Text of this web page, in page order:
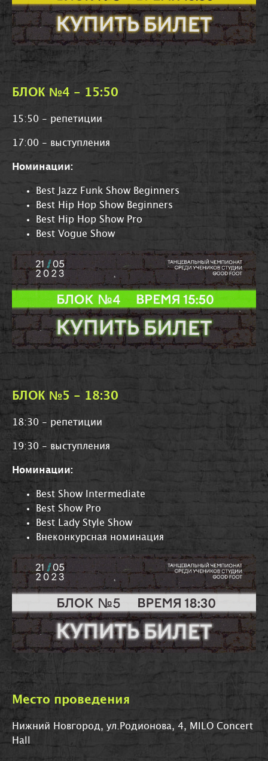
БЛОК №4 - 15:50
15:50 - репетиции
17:00 - выступления
Номинации:
Best Jazz Funk Show Beginners
Best Hip Hop Show Beginners
Best Hip Hop Show Pro
Best Vogue Show
БЛОК №5 - 18:30
18:30 - репетиции
19:30 - выступления
Номинации:
Best Show Intermediate
Best Show Pro
Best Lady Style Show
Внеконкурсная номинация
Место проведения
Нижний Новгород, ул.Родионова, 4, MILO Concert
Hall